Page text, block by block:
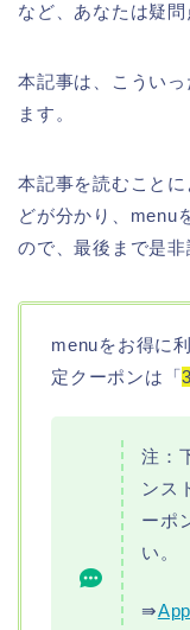
など、あなたは疑
本記事は、こうい
ます。
本記事を読むこと
どが分かり、menu
ので、最後まで是非
menuをお得に
定クーポンは「
注：
ンス
ーポ
い。
⇛